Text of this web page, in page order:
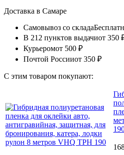
Доставка в Самаре
Самовывоз со склада
В 212 пунктов выдачиот 350
Курьеромот 500 ₽
Почтой Россииот 350 ₽
С этим товаром покупают: